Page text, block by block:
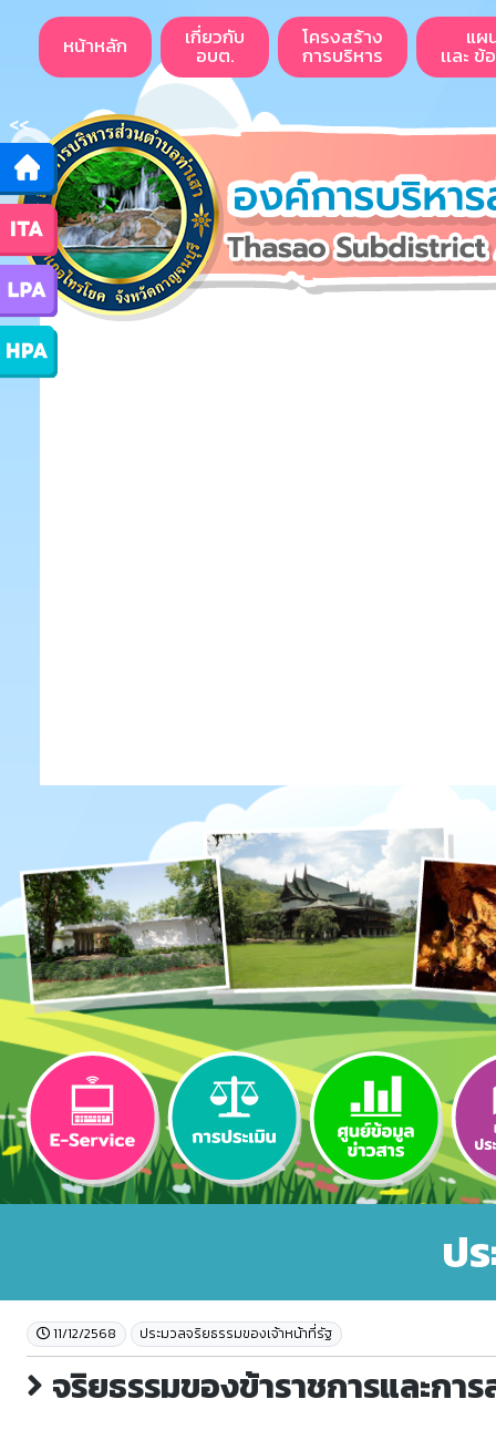
<<
หน้าหลัก เกี่ยวกับ
อบต.
โครงสร้าง
การบริหาร
แผ
เเละ
ป
11/12/2568 ประมวลจริยธรรมของเจ้าหน้าที่รัฐ
จริยธรรมของข้าราชการและกา